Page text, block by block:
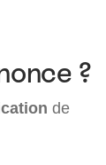
?
de